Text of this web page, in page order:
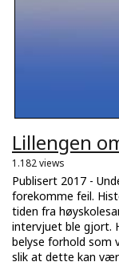
Lillengen
1.182 views
Publisert 2017 -
forekomme feil.
tiden fra
intervjuet ble gjort.
belyse forhold som
slik at dette kan